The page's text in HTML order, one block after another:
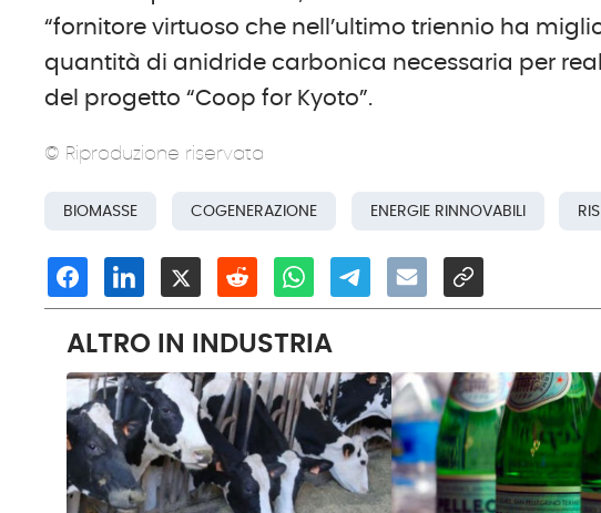
“fornitore virtuoso che nell’ultimo triennio ha
quantità di anidride carbonica necessaria per
del progetto “Coop for Kyoto”.
© Riproduzione riservata
BIOMASSE COGENERAZIONE ENERGIE RINNOVABILI
ALTRO IN INDUSTRIA